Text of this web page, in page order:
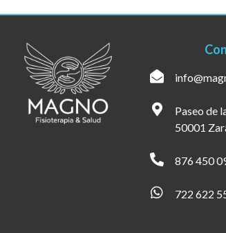
Paseo de
50001
876 450
722 622